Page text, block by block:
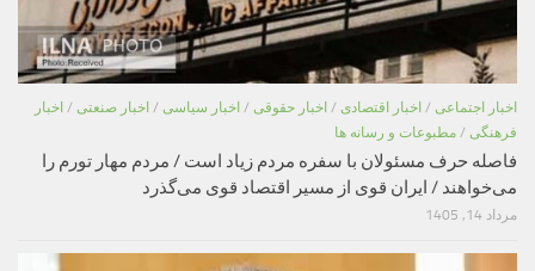
اخبار اجتماعی / اخبار اقتصادی / اخبار حقوقی / اخبار سیاسی / اخبار صنعتی / اخبار
فرهنگی / مطبوعات و رسانه ها
فاصله حرف مسئولان با سفره مردم زیاد است / مردم مهار تورم را
می‌خواهند / ایران قوی از مسیر اقتصاد قوی می‌گذرد
مرداد 14, 1405